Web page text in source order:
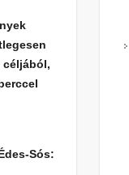
céljából,
Sós: